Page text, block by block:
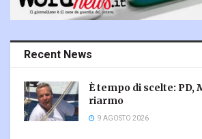
Recent News
È tempo di scelte: PD,
riarmo
9 AGOSTO 2026